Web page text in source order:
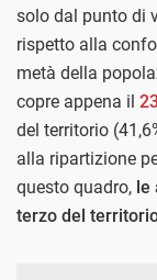
solo dal punto di
rispetto alla
metà della
copre appena il
del territorio
alla ripartizione
questo quadro, le
terzo del